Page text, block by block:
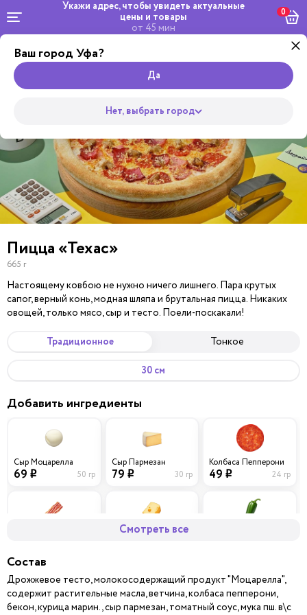
Укажи адрес, чтобы увидеть актуальные
цены и товары
от 45 мин
Ваш город Уфа?
Да
Нет, выбрать город
0
Роллы
Комбо и
Пицца
Пицца «Техас»
665 г
Настоящему ковбою не нужно ничего лишнего. Пара крутых
сапог, верный конь, модная шляпа и брутальная пицца. Никаких
овощей, только мясо, сыр и тесто. Поели-поскакали!
Традиционное Тонкое
30 см
Добавить ингредиенты
Сыр Моцарелла
69 i 50 гр
Сыр Пармезан
79 i 30 гр
Колбаса Пепперони
49 i 24 гр
Сыр Чеддер
Шампиньоны Сыр Брынза Ветчина
Смотреть все
Состав
Дрожжевое тесто, молокосодержащий продукт "Моцарелла",
содержит растительные масла, ветчина, колбаса пепперони,
бекон, курица марин., сыр пармезан, томатный соус, мука пш. в\с